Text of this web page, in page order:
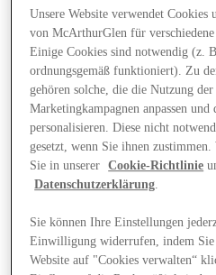
Unsere Website verwendet
von McArthurGlen für
Einige Cookies sind notwendig (z.
ordnungsgemäß funktioniert). Zu
gehören solche, die die Nutzung
Marketingkampagnen anpassen
personalisieren. Diese nicht
gesetzt, wenn Sie ihnen
Sie in unserer
Cookie-Richtlinie
Datenschutzerklärung.
Sie können Ihre Einstellungen
Einwilligung widerrufen, indem Sie
Website auf "Cookies verwalten“